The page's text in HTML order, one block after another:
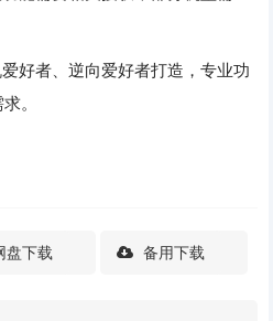
好者、逆向爱好者打造，专业功
。
盘下载 备用下载